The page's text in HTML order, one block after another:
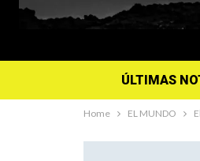
ÚLTIMAS
Home EL MUNDO